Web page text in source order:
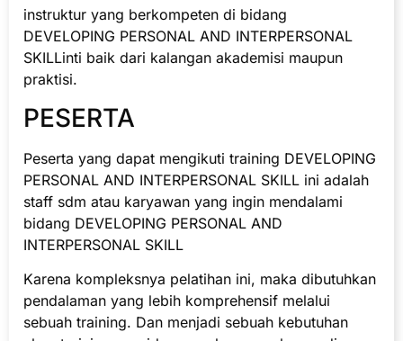
instruktur yang berkompeten di bidang
DEVELOPING PERSONAL AND INTERPERSONAL
SKILLinti baik dari kalangan akademisi maupun
praktisi.
PESERTA
Peserta yang dapat mengikuti training DEVELOPING
PERSONAL AND INTERPERSONAL SKILL ini adalah
staff sdm atau karyawan yang ingin mendalami
bidang DEVELOPING PERSONAL AND
INTERPERSONAL SKILL
Karena kompleksnya pelatihan ini, maka dibutuhkan
pendalaman yang lebih komprehensif melalui
sebuah training. Dan menjadi sebuah kebutuhan